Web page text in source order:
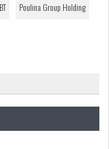
Poulina Group Holding